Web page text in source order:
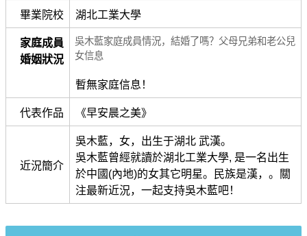
畢業院校 湖北工業大學
家庭成員
婚姻狀況
吳木藍家庭成員情況，結婚了嗎？父母兄弟和老公兒
女信息
暫無家庭信息！
代表作品 《早安晨之美》
近況簡介
吳木藍，女，出生于湖北 武漢。
吳木藍曾經就讀於湖北工業大學, 是一名出生
於中國(內地)的女其它明星。民族是漢，。關
注最新近況，一起支持吳木藍吧！